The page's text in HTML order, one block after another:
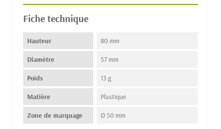
Fiche technique
Hauteur 80 mm
Diamètre 57 mm
Poids 13 g
Matière Plastique
Zone de marquage Ø 50 mm